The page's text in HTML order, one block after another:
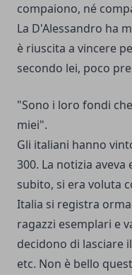
compaiono, né
La D'Alessandro ha
è riuscita a vincere
secondo lei, poco
"Sono i loro fondi
miei".
Gli italiani hanno
300. La notizia aveva
subito, si era voluta
Italia si registra
ragazzi esemplari e
decidono di lasciare
etc. Non è bello